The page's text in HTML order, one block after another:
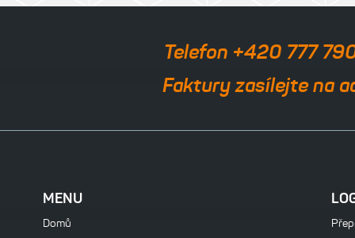
Telefon +420 777
Faktury zasílejte na
MENU
Domů